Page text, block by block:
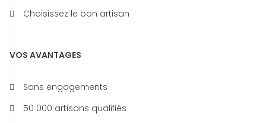
Choisissez le bon artisan
VOS AVANTAGES
Sans engagements
50 000 artisans qualifiés